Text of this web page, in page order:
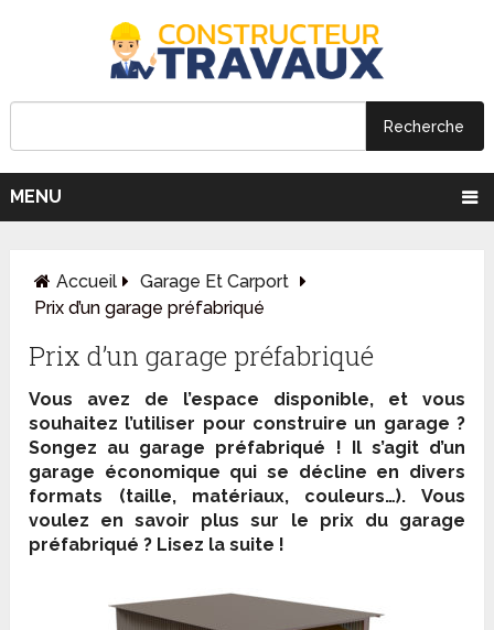
MENU
Accueil
Garage Et Carport
Prix d’un garage préfabriqué
Prix d’un garage préfabriqué
Vous avez de l’espace disponible, et vous
souhaitez l’utiliser pour construire un garage ?
Songez au garage préfabriqué ! Il s’agit d’un
garage économique qui se décline en divers
formats (taille, matériaux, couleurs…). Vous
voulez en savoir plus sur le prix du garage
préfabriqué ? Lisez la suite !